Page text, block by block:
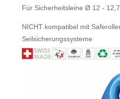
Für Sicherheitsleine Ø 12 -
NICHT kompatibel mit
Seilsicherungssysteme